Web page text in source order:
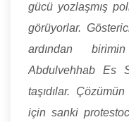
gücü yozlaşmış
görüyorlar.
ardından
Abdulvehhab Es
taşıdılar.
için sanki